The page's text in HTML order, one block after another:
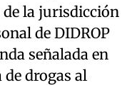
de la jurisdicción
de DIDROP
señalada en
drogas al